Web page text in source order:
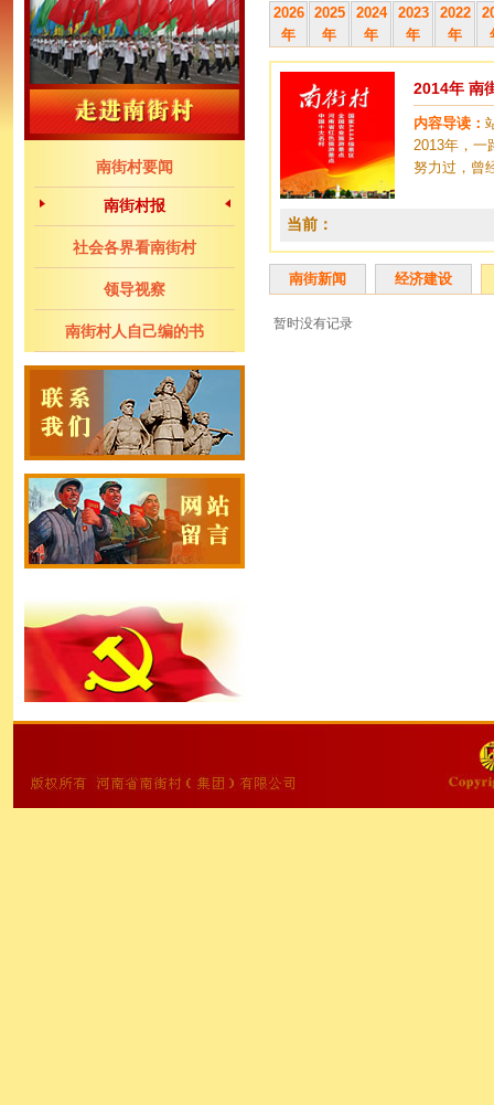
南街村要闻
南街村报
社会各界看南街村
领导视察
南街村人自己编的书
2026
年
2025
年
2024
年
2023
年
2022
年
2014年 南
内容导读：
2013年，一
努力过，曾
当前：
南街新闻 经济建设
暂时没有记录